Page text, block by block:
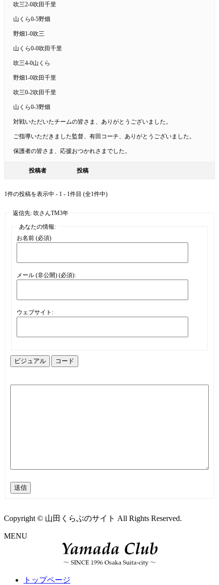
吹三2-0吹田千里
山くら0-5野畑
野畑1-0吹三
山くら0-0吹田千里
吹三4-0山くら
野畑1-0吹田千里
吹三0-2吹田千里
山くら0-3野畑
対戦いただいたチームの皆さま、ありがとうございました。
ご指導いただきました監督、有田コーチ、ありがとうございました。
保護者の皆さま、応援おつかれさまでした。
投稿者 投稿
1件の投稿を表示中 - 1 - 1件目 (全1件中)
返信先: 吹さんTM3年
あなたの情報:
お名前 (必須)
メール (非公開) (必須):
ウェブサイト:
ビジュアル コード
送信
Copyright © 山田くらぶのサイト All Rights Reserved.
MENU
トップページ